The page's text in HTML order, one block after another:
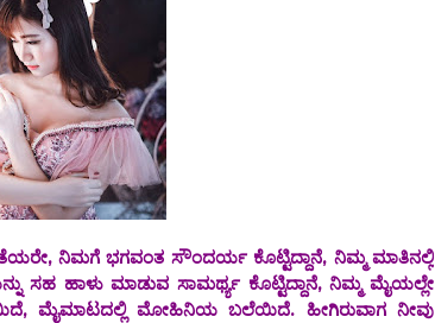
ಸೌಂದರ್ಯ ಕೊಟ್ಟಿದ್ದಾನೆ, ನಿಮ್ಮ ಮಾತಿನಲ್ಲಿ
ಸಹ ಹಾಳು ಮಾಡುವ ಸಾಮರ್ಥ್ಯ ಕೊಟ್ಟಿದ್ದಾನೆ, ನಿಮ್ಮ ಮೈಯಲ್ಲೇ
ಮೈಮಾಟದಲ್ಲಿ‌ ಮೋಹಿನಿಯ ಬಲೆಯಿದೆ. ಹೀಗಿರುವಾಗ ನೀವು